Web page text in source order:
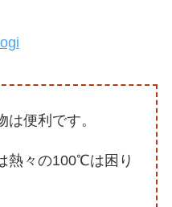
便利です。
熱々の100℃は困り